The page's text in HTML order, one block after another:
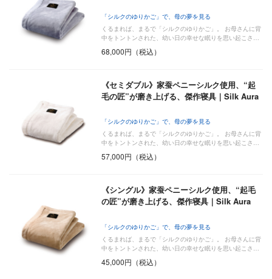
「シルクのゆりかご」で、母の夢を見る
くるまれば、まるで「シルクのゆりかご」。 お母さんに背
中をトントンされた、幼い日の幸せな眠りを思い起こさ…
68,000円（税込）
《セミダブル》家蚕ペニーシルク使用、“起
毛の匠”が磨き上げる、傑作寝具｜Silk Aura
「シルクのゆりかご」で、母の夢を見る
くるまれば、まるで「シルクのゆりかご」。 お母さんに背
中をトントンされた、幼い日の幸せな眠りを思い起こさ…
57,000円（税込）
《シングル》家蚕ペニーシルク使用、“起毛
の匠”が磨き上げる、傑作寝具｜Silk Aura
「シルクのゆりかご」で、母の夢を見る
くるまれば、まるで「シルクのゆりかご」。 お母さんに背
中をトントンされた、幼い日の幸せな眠りを思い起こさ…
45,000円（税込）